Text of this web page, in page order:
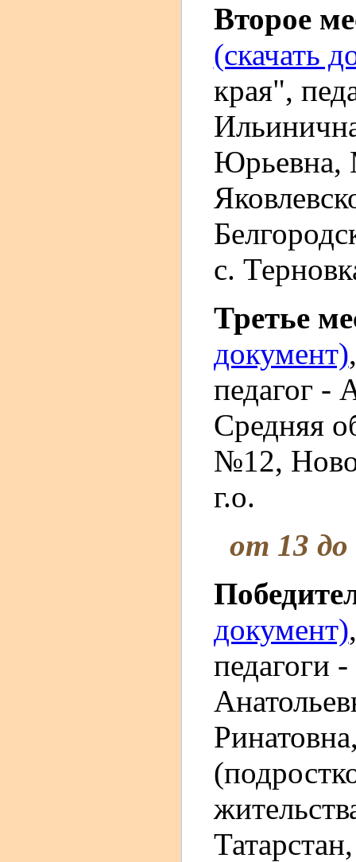
Второе
(скачать
края",
с.
Третье
документ)
педагог -
Средняя
№12,
г.о.
от 13 до
документ)
педагоги